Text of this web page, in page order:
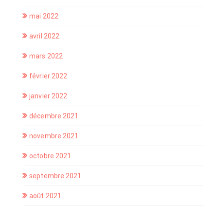
mai 2022
avril 2022
mars 2022
février 2022
janvier 2022
décembre 2021
novembre 2021
octobre 2021
septembre 2021
août 2021